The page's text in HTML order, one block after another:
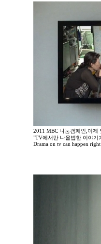
2011 MBC 나눔캠페인,이제
"TV에서만 나올법한 이야기
Drama on tv can happen